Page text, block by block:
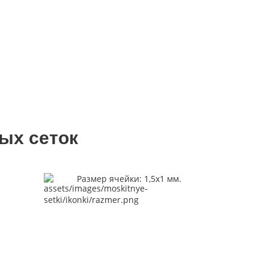
сеток
Размер ячейки: 1,5х1 мм.